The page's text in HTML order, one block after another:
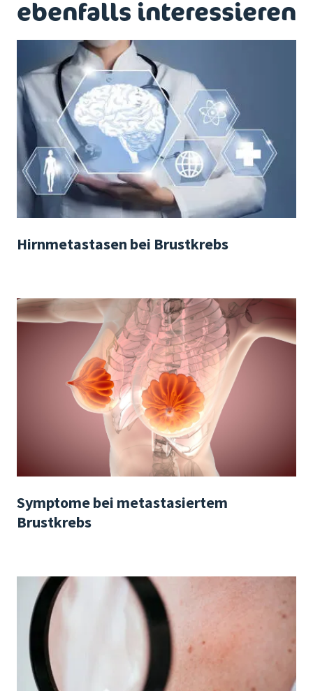
ebenfalls interessieren
Hirnmetastasen bei Brustkrebs
Symptome bei metastasiertem
Brustkrebs